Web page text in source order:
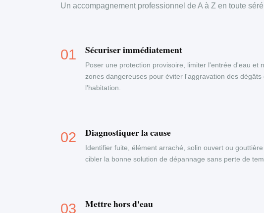
Un accompagnement professionnel de A à Z en toute
Sécuriser immédiatement
Poser une protection provisoire, limiter l'entrée d'eau et
zones dangereuses pour éviter l'aggravation des dégâts
l'habitation.
Diagnostiquer la cause
Identifier fuite, élément arraché, solin ouvert ou
cibler la bonne solution de dépannage sans perte de
Mettre hors d'eau